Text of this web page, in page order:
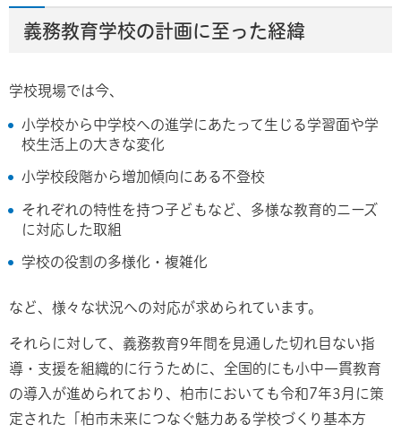
義務教育学校の計画に至った経緯
学校現場では今、
小学校から中学校への進学にあたって生じる学習面や学
校生活上の大きな変化
小学校段階から増加傾向にある不登校
それぞれの特性を持つ子どもなど、多様な教育的ニーズ
に対応した取組
学校の役割の多様化・複雑化
など、様々な状況への対応が求められています。
それらに対して、義務教育9年間を見通した切れ目ない指
導・支援を組織的に行うために、全国的にも小中一貫教育
の導入が進められており、柏市においても令和7年3月に策
定された「柏市未来につなぐ魅力ある学校づくり基本方